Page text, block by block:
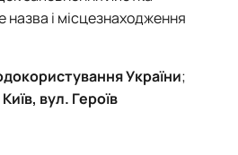
назва і місцезнаходження
України;
вул. Героїв